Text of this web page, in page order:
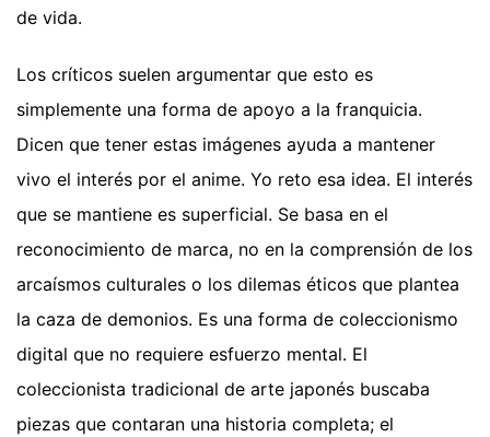
de vida.
Los críticos suelen argumentar que esto es
simplemente una forma de apoyo a la franquicia.
Dicen que tener estas imágenes ayuda a mantener
vivo el interés por el anime. Yo reto esa idea. El interés
que se mantiene es superficial. Se basa en el
reconocimiento de marca, no en la comprensión de los
arcaísmos culturales o los dilemas éticos que plantea
la caza de demonios. Es una forma de coleccionismo
digital que no requiere esfuerzo mental. El
coleccionista tradicional de arte japonés buscaba
piezas que contaran una historia completa; el